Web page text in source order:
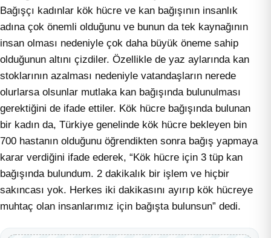
Bağışçı kadınlar kök hücre ve kan bağışının insanlık
adına çok önemli olduğunu ve bunun da tek kaynağının
insan olması nedeniyle çok daha büyük öneme sahip
olduğunun altını çizdiler. Özellikle de yaz aylarında kan
stoklarının azalması nedeniyle vatandaşların nerede
olurlarsa olsunlar mutlaka kan bağışında bulunulması
gerektiğini de ifade ettiler. Kök hücre bağışında bulunan
bir kadın da, Türkiye genelinde kök hücre bekleyen bin
700 hastanın olduğunu öğrendikten sonra bağış yapmaya
karar verdiğini ifade ederek, “Kök hücre için 3 tüp kan
bağışında bulundum. 2 dakikalık bir işlem ve hiçbir
sakıncası yok. Herkes iki dakikasını ayırıp kök hücreye
muhtaç olan insanlarımız için bağışta bulunsun” dedi.